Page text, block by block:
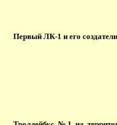
Первый ЛК-1 и его